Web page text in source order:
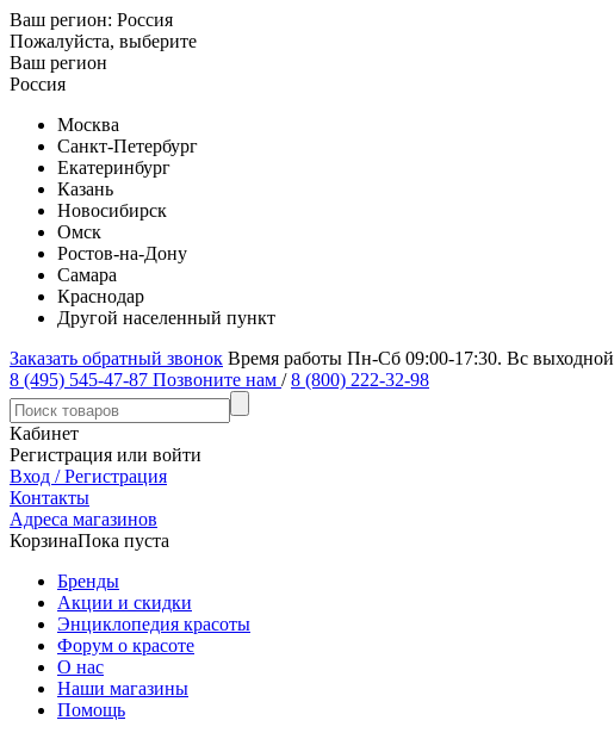
Ваш регион: Россия
Пожалуйста, выберите
Ваш регион
Россия
Москва
Санкт-Петербург
Екатеринбург
Казань
Новосибирск
Омск
Ростов-на-Дону
Самара
Краснодар
Другой населенный пункт
Заказать обратный звонок Время работы Пн-Сб 09:00-17:30. Вс выходной
8 (495) 545-47-87 Позвоните нам / 8 (800) 222-32-98
Кабинет
Регистрация или войти
Вход / Регистрация
Контакты
Адреса магазинов
КорзинаПока пуста
Бренды
Акции и скидки
Энциклопедия красоты
Форум о красоте
О нас
Наши магазины
Помощь